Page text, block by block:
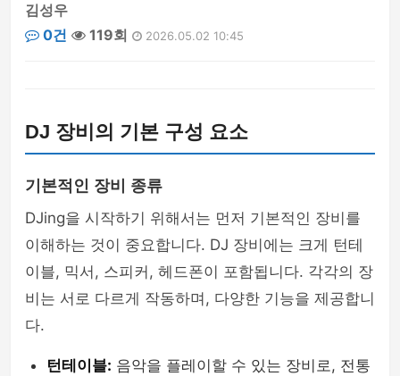
김성우
0건
119회 2026.05.02 10:45
DJ 장비의 기본 구성 요소
기본적인 장비 종류
DJing을 시작하기 위해서는 먼저 기본적인 장비를
이해하는 것이 중요합니다. DJ 장비에는 크게 턴테
이블, 믹서, 스피커, 헤드폰이 포함됩니다. 각각의 장
비는 서로 다르게 작동하며, 다양한 기능을 제공합니
다.
턴테이블: 음악을 플레이할 수 있는 장비로, 전통